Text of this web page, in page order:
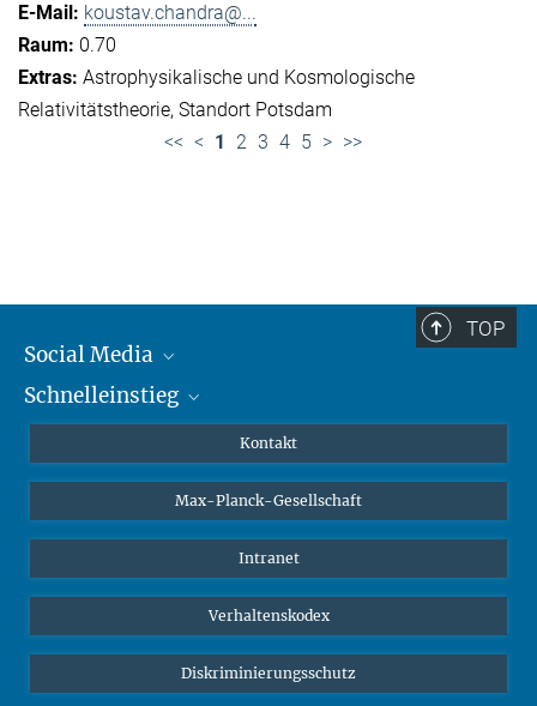
koustav.chandra@...
0.70
Astrophysikalische und Kosmologische
Relativitätstheorie Standort Potsdam
<< < 1 2 3 4 5 > >>
TOP
Social Media
Mastodon
Schnelleinstieg
Studierende
Schüler*innen
Öffentlichkeit
Alumnae | Alumni
Kontakt
Max-Planck-Gesellschaft
Intranet
Verhaltenskodex
Diskriminierungsschutz